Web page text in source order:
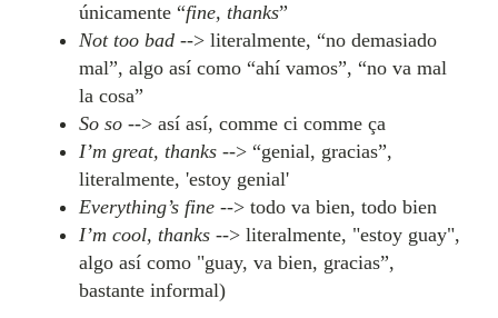
únicamente “fine, thanks”
Not too bad --> literalmente, “no demasiado
mal”, algo así como “ahí vamos”, “no va mal
la cosa”
So so --> así así, comme ci comme ça
I’m great, thanks --> “genial, gracias”,
literalmente, 'estoy genial'
Everything’s fine --> todo va bien, todo bien
I’m cool, thanks --> literalmente, "estoy guay",
algo así como "guay, va bien, gracias”,
bastante informal)